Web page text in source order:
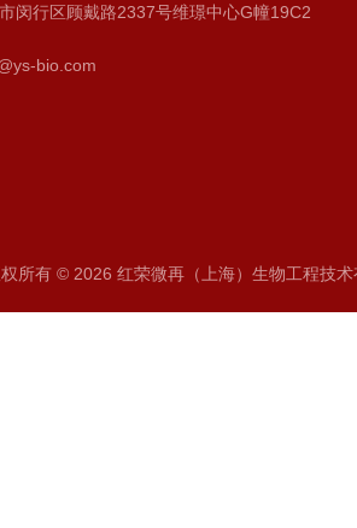
闵行区顾戴路2337号维璟中心G幢19C2
bio.com
权所有 © 2026 红荣微再（上海）生物工程技